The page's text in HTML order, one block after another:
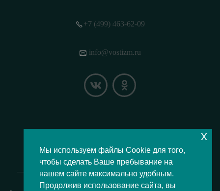
+7 (499) 463-62-09
info@vostizm.ru
Мы используем файлы Cookie для того,
чтобы сделать Ваше пребывание на
нашем сайте максимально удобным.
Продолжив использование сайта, вы
x